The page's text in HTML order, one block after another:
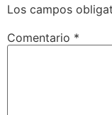
Los campos
Comentario *